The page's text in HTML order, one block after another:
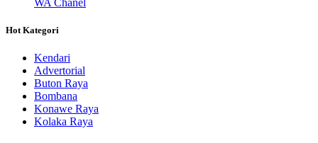
WA Chanel
Hot Kategori
Kendari
Advertorial
Buton Raya
Bombana
Konawe Raya
Kolaka Raya